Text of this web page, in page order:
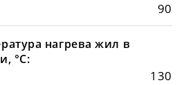
90
нагрева жил в
°С:
130